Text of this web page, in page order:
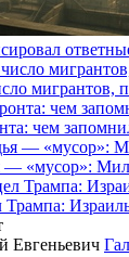
мигрантов,
чем
«мусор»:
Трампа: